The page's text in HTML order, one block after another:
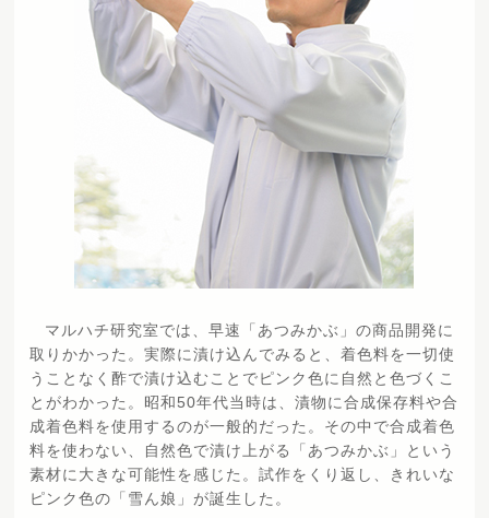
マルハチ研究室では、早速「あつみかぶ」の商品開発に
取りかかった。実際に漬け込んでみると、着色料を一切使
うことなく酢で漬け込むことでピンク色に自然と色づくこ
とがわかった。昭和50年代当時は、漬物に合成保存料や合
成着色料を使用するのが一般的だった。その中で合成着色
料を使わない、自然色で漬け上がる「あつみかぶ」という
素材に大きな可能性を感じた。試作をくり返し、きれいな
ピンク色の「雪ん娘」が誕生した。